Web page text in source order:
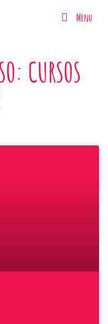
Menu
Menu
CURSOS